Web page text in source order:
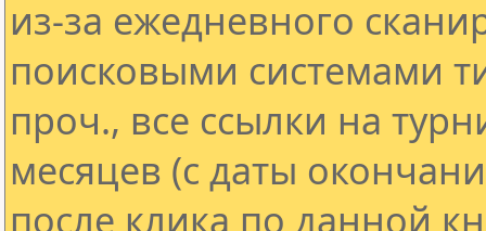
из-за ежедневного
поисковыми системами
проч., все ссылки на
месяцев (с даты
после клика по данной